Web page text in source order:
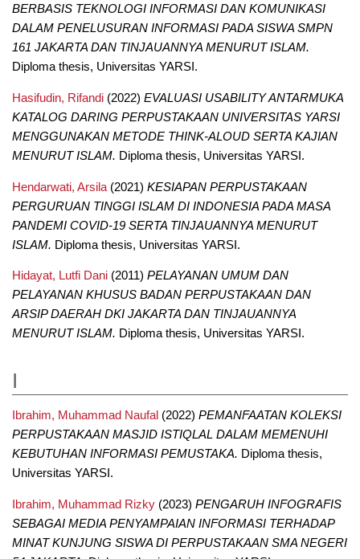
BERBASIS TEKNOLOGI INFORMASI DAN KOMUNIKASI
DALAM PENELUSURAN INFORMASI PADA SISWA SMPN
161 JAKARTA DAN TINJAUANNYA MENURUT ISLAM.
Diploma thesis, Universitas YARSI.
Hasifudin, Rifandi(2022) EVALUASI USABILITY ANTARMUKA
KATALOG DARING PERPUSTAKAAN UNIVERSITAS YARSI
MENGGUNAKAN METODE THINK-ALOUD SERTA KAJIAN
MENURUT ISLAM. Diploma thesis, Universitas YARSI.
Hendarwati, Arsila(2021) KESIAPAN PERPUSTAKAAN
PERGURUAN TINGGI ISLAM DI INDONESIA PADA MASA
PANDEMI COVID-19 SERTA TINJAUANNYA MENURUT
ISLAM. Diploma thesis, Universitas YARSI.
Hidayat, Lutfi Dani(2011) PELAYANAN UMUM DAN
PELAYANAN KHUSUS BADAN PERPUSTAKAAN DAN
ARSIP DAERAH DKI JAKARTA DAN TINJAUANNYA
MENURUT ISLAM. Diploma thesis, Universitas YARSI.
I
Ibrahim, Muhammad Naufal (2022) PEMANFAATAN KOLEKSI
PERPUSTAKAAN MASJID ISTIQLAL DALAM MEMENUHI
KEBUTUHAN INFORMASI PEMUSTAKA. Diploma thesis,
Universitas YARSI.
Ibrahim, Muhammad Rizky(2023) PENGARUH INFOGRAFIS
SEBAGAI MEDIA PENYAMPAIAN INFORMASI TERHADAP
MINAT KUNJUNG SISWA DI PERPUSTAKAAN SMA NEGERI